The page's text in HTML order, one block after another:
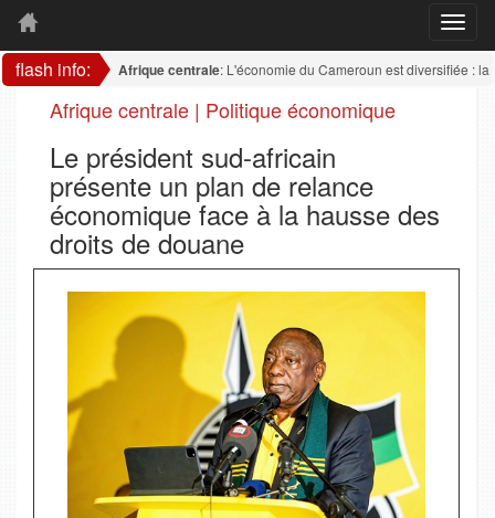
flash info:Afrique centrale: L'économie du Cameroun est diversifiée : la
Afrique centrale | Politique économique
Le président sud-africain
présente un plan de relance
économique face à la hausse des
droits de douane